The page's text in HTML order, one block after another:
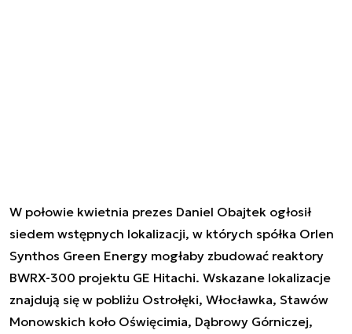
W połowie kwietnia prezes Daniel Obajtek ogłosił
siedem wstępnych lokalizacji, w których spółka Orlen
Synthos Green Energy mogłaby zbudować reaktory
BWRX-300 projektu GE Hitachi. Wskazane lokalizacje
znajdują się w pobliżu Ostrołęki, Włocławka, Stawów
Monowskich koło Oświęcimia, Dąbrowy Górniczej,